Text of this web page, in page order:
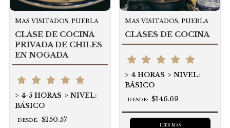
MAS VISITADOS, PUEBLA
CLASE DE COCINA
PRIVADA DE CHILES
EN NOGADA
4-5 HORAS
NIVEL:
BÁSICO
DESDE: $150.57
MAS VISITADOS, PUEBLA
CLASES DE COCINA
4 HORAS
NIVEL:
BÁSICO
DESDE: $146.69
LEER MÁS